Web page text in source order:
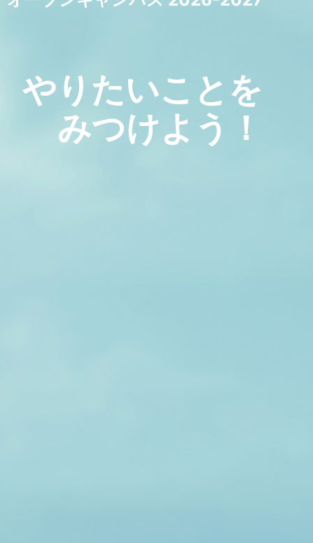
やりたいことを
みつけよう！